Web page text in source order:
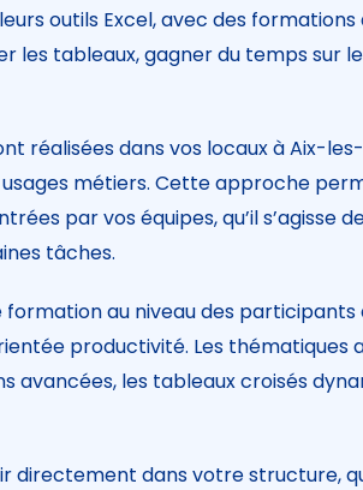
outils Excel, avec des
les tableaux, gagner du temps
réalisées dans vos locaux à Aix-
métiers. Cette approche
par vos équipes, qu’il s’agisse
tâches.
formation au niveau des
productivité. Les thématiques
avancées, les tableaux croisés
directement dans votre structure,